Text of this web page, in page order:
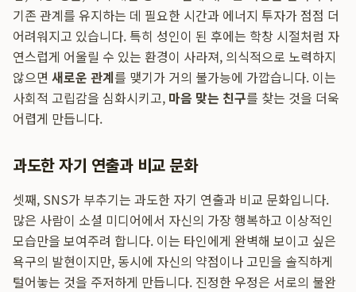
기존 관계를 유지하는 데 필요한 시간과 에너지 투자가 점점 더
어려워지고 있습니다. 특히 성인이 된 후에는 학창 시절처럼 자
연스럽게 어울릴 수 있는 환경이 사라져, 의식적으로 노력하지
않으면 새로운 관계를 맺기가 거의 불가능에 가깝습니다. 이는
사회적 고립감을 심화시키고, 마음 맞는 친구를 찾는 것을 더욱
어렵게 만듭니다.
과도한 자기 연출과 비교 문화
셋째, SNS가 부추기는 과도한 자기 연출과 비교 문화입니다.
많은 사람이 소셜 미디어에서 자신의 가장 행복하고 이상적인
모습만을 보여주려 합니다. 이는 타인에게 완벽해 보이고 싶은
욕구의 발현이지만, 동시에 자신의 약점이나 고민을 솔직하게
털어놓는 것을 주저하게 만듭니다. 진정한 우정은 서로의 불완